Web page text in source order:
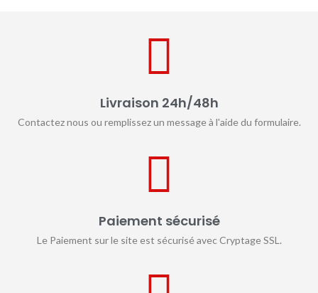
Livraison 24h/48h
Contactez nous ou remplissez un message à l'aide du formulaire.
Paiement sécurisé
Le Paiement sur le site est sécurisé avec Cryptage SSL.